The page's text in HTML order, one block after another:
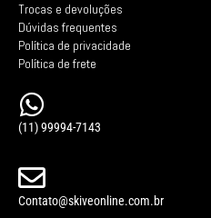
Trocas e devoluções
Dúvidas frequentes
Política de privacidade
Política de frete
(11) 99994-7143
Contato@skiveonline.com.br